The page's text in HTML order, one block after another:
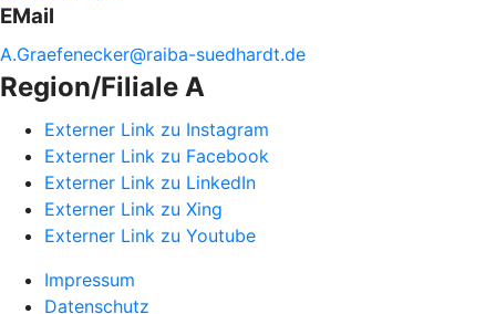
EMail
A.Graefenecker@raiba-suedhardt.de
Region/Filiale A
Externer Link zu Instagram
Externer Link zu Facebook
Externer Link zu LinkedIn
Externer Link zu Xing
Externer Link zu Youtube
Impressum
Datenschutz